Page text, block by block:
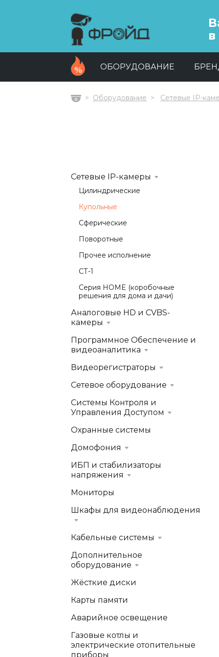
ОБОРУДОВАНИЕ
ГлавнаяОборудование Сетевые IP-
Сетевые IP-камеры
Цилиндрические
Купольные
Сферические
Поворотные
Прочее исполнение
СТ-1
Серия HOME (коробочные
решения для дома и дачи)
Аналоговые HD и CVBS-
камеры
Программное Обеспечение и
видеоаналитика
Видеорегистраторы
Сетевое оборудование
Системы Контроля и
Управления Доступом
Охранные системы
Домофония
ИБП и стабилизаторы
напряжения
Мониторы
Шкафы для видеонаблюдения
Кабельные системы
Дополнительное
оборудование
Жёсткие диски
Карты памяти
Аварийное освещение
Газовые котлы и
электрические отопительные
приборы